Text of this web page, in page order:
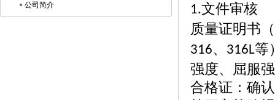
公司简介
1.文件审核
质量证明书（
316、 316L等
强度、屈服
合格证：确